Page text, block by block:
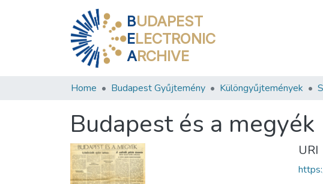
BUDAPEST
ELECTRONIC
ARCHIVE
Home Budapest Gyűjtemény Különgyűjtemények
Budapest és a megyék
URI